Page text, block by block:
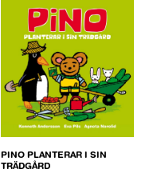
PINO PLANTERAR I SIN
TRÄDGÅRD